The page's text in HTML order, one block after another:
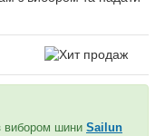
вибором шини Sailun